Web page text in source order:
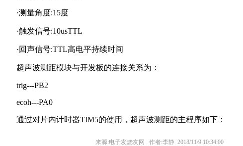
·测量角度:15度
·触发信号:10usTTL
·回声信号:TTL高电平持续时间
超声波测距模块与开发板的连接关系为：
trig---PB2
ecoh---PA0
通过对片内计时器TIM5的使用，超声波测距的主程序如下：
来源:电子发烧友网 作者:李静 2018/11/9 10:34:00